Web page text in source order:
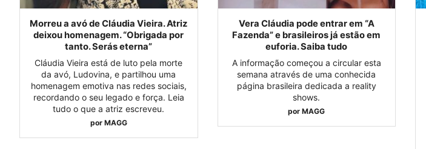
Morreu a avó de Cláudia Vieira. Atriz
deixou homenagem. “Obrigada por
tanto. Serás eterna”
Cláudia Vieira está de luto pela morte
da avó, Ludovina, e partilhou uma
homenagem emotiva nas redes sociais,
recordando o seu legado e força. Leia
tudo o que a atriz escreveu.
por MAGG
Vera Cláudia pode entrar em “A
Fazenda” e brasileiros já estão em
euforia. Saiba tudo
A informação começou a circular esta
semana através de uma conhecida
página brasileira dedicada a reality
shows.
por MAGG